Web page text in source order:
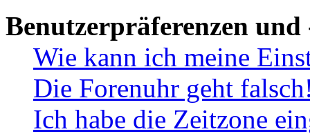
Benutzerpräferenzen und
Wie kann ich meine
Die Forenuhr geht
Ich habe die Zeitzone